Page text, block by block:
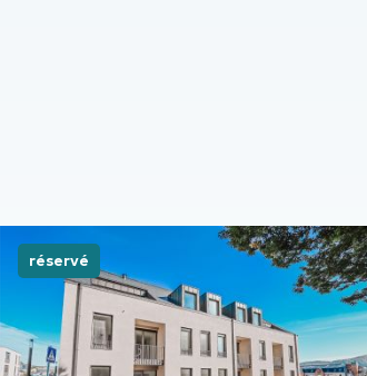
réservé